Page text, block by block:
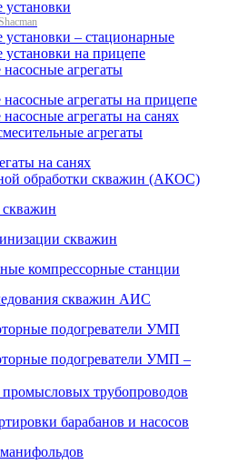
– стационарные
на прицепе
агрегаты
агрегаты на прицепе
агрегаты на санях
агрегаты
на санях
обработки скважин (АКОС)
скважин
скважин
компрессорные станции
скважин АИС
подогреватели УМП
подогреватели УМП –
трубопроводов
барабанов и насосов